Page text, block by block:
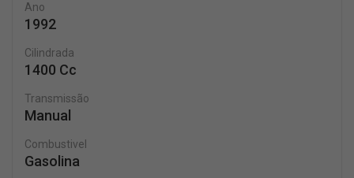
Ano
1992
Cilindrada
1400 Cc
Transmissão
Manual
Combustivel
Gasolina